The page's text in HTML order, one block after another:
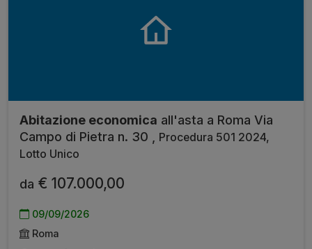
Abitazione economica all'asta a Roma Via
Campo di Pietra n. 30 ,
Procedura 501 2024,
Lotto Unico
da € 107.000,00
09/09/2026
Roma